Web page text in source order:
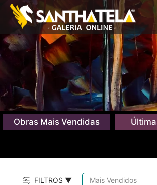
Obras Mais Vendidas
FILTROS ▼